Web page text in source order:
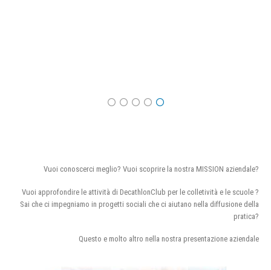
Vuoi conoscerci meglio? Vuoi scoprire la nostra MISSION aziendale?
Vuoi approfondire le attività di DecathlonClub per le colletività e le scuole ?
Sai che ci impegniamo in progetti sociali che ci aiutano nella diffusione della
pratica?
Questo e molto altro nella nostra presentazione aziendale